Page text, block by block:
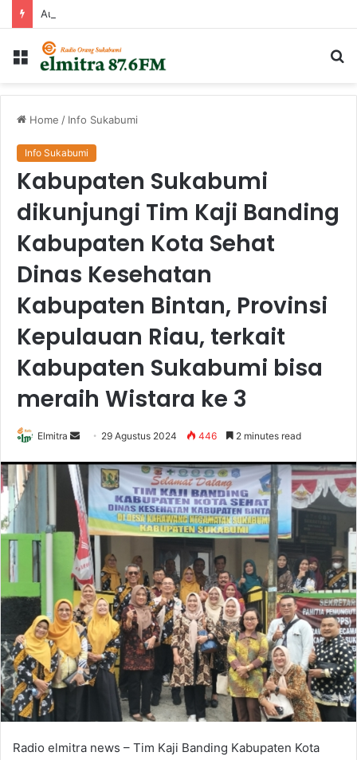
Menu
Home / Info Sukabumi
Info Sukabumi
Kabupaten Sukabumi
dikunjungi Tim Kaji Banding
Kabupaten Kota Sehat
Dinas Kesehatan
Kabupaten Bintan, Provinsi
Kepulauan Riau, terkait
Kabupaten Sukabumi bisa
meraih Wistara ke 3
Elmitra
Send
email
29 Agustus 2024 446 2 minutes read
Radio elmitra news – Tim Kaji Banding Kabupaten Kota